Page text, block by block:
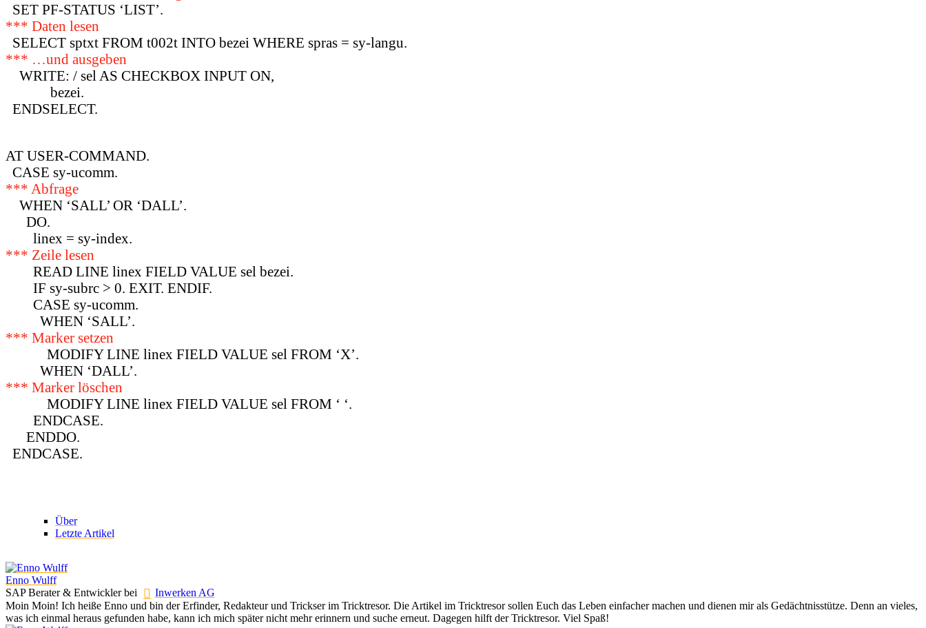
SET PF-STATUS ‘LIST’.
*** Daten lesen
SELECT sptxt FROM t002t INTO bezei WHERE spras = sy-langu.
*** …und ausgeben
WRITE: / sel AS CHECKBOX INPUT ON,
bezei.
ENDSELECT.
AT USER-COMMAND.
CASE sy-ucomm.
*** Abfrage
WHEN ‘SALL’ OR ‘DALL’.
DO.
linex = sy-index.
*** Zeile lesen
READ LINE linex FIELD VALUE sel bezei.
IF sy-subrc > 0. EXIT. ENDIF.
CASE sy-ucomm.
WHEN ‘SALL’.
*** Marker setzen
MODIFY LINE linex FIELD VALUE sel FROM ‘X’.
WHEN ‘DALL’.
*** Marker löschen
MODIFY LINE linex FIELD VALUE sel FROM ‘ ‘.
ENDCASE.
ENDDO.
ENDCASE.
Über
Letzte Artikel
Enno Wulff
SAP Berater & Entwicklerbei
Inwerken AG
Moin Moin! Ich heiße Enno und bin der Erfinder, Redakteur und Trickser im Tricktresor. Die Artikel im Tricktresor sollen Euch das Leben einfacher machen und dienen mir als Gedächtnisstütze. Denn an vieles,
was ich einmal heraus gefunden habe, kann ich mich später nicht mehr erinnern und suche erneut. Dagegen hilft der Tricktresor. Viel Spaß!